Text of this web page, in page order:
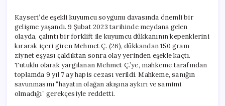
Hırsızı
Hakkında
Karar
Verildi
için
Kayseri’de eşekli kuyumcu soygunu davasında önemli bir
gelişme yaşandı. 9 Şubat 2023 tarihinde meydana gelen
olayda, çalıntı bir forklift ile kuyumcu dükkanının kepenklerini
kırarak içeri giren Mehmet Ç. (26), dükkandan 150 gram
ziynet eşyası çaldıktan sonra olay yerinden eşekle kaçtı.
Tutuklu olarak yargılanan Mehmet Ç.’ye, mahkeme tarafından
toplamda 9 yıl 7 ay hapis cezası verildi. Mahkeme, sanığın
savunmasını “hayatın olağan akışına aykırı ve samimi
olmadığı” gerekçesiyle reddetti.